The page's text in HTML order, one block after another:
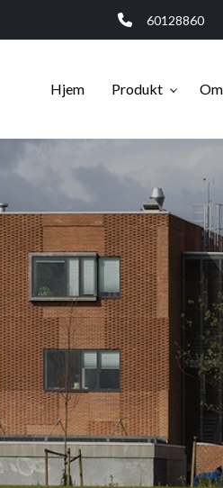
60128860
Hjem Produkt